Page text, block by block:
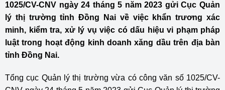
1025/CV-CNV ngày 24 tháng 5 năm 2023 gửi Cục Quản
lý thị trường tỉnh Đồng Nai về việc khẩn trương xác
minh, kiểm tra, xử lý vụ việc có dấu hiệu vi phạm pháp
luật trong hoạt động kinh doanh xăng dầu trên địa bàn
tỉnh Đồng Nai.
Tổng cục Quản lý thị trường vừa có công văn số 1025/CV-